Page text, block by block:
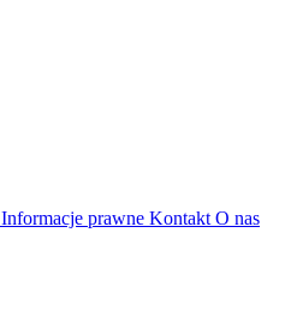
Informacje prawne Kontakt O nas